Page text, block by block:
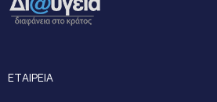
ΕΤΑΙΡΕΙΑ